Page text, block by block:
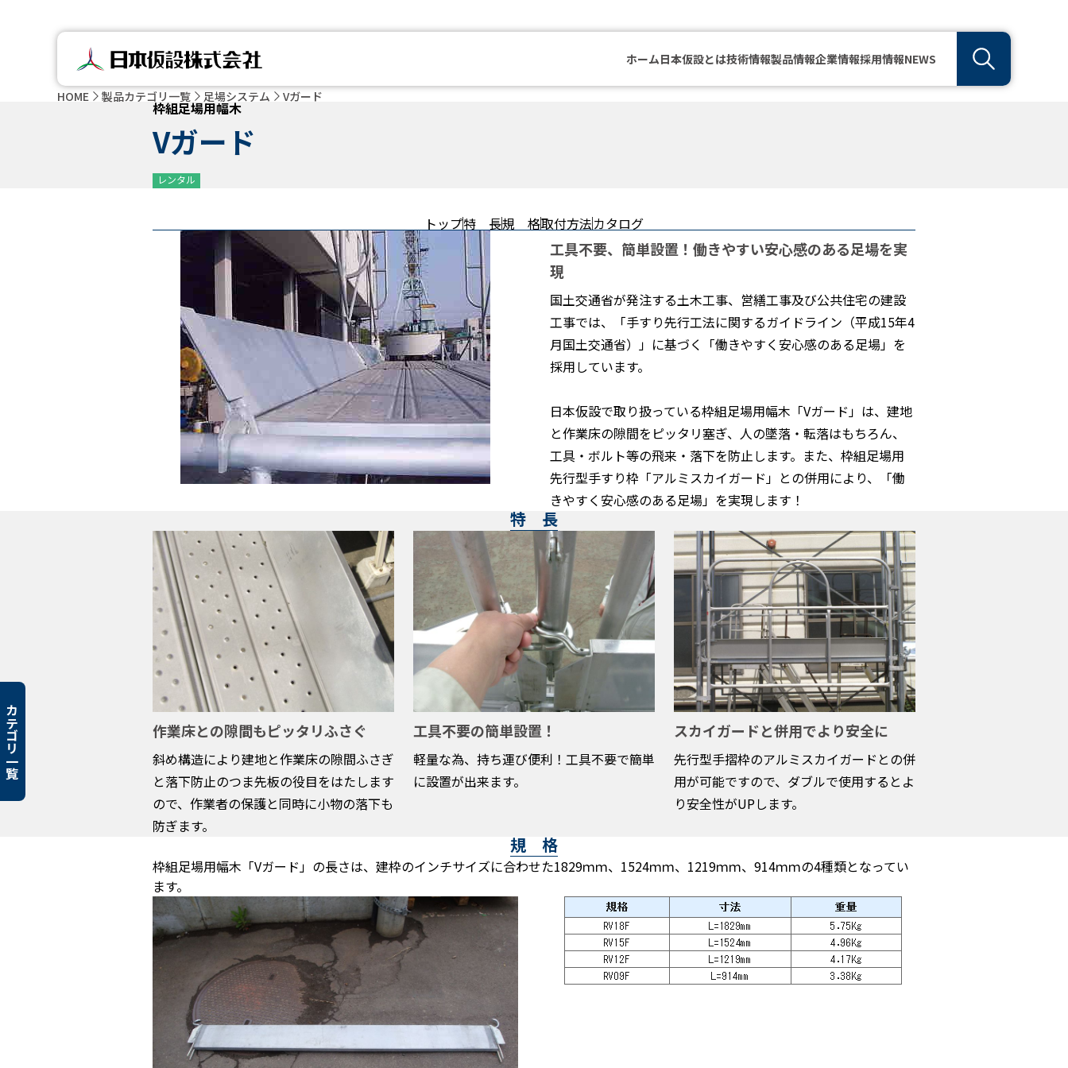
ホーム日本仮設とは技術情報製品情報企業情報採用情報NEWS
HOME 製品カテゴリ一覧 足場システム Vガード
枠組足場用幅木
Vガード
レンタル
トップ特 長規 格取付方法カタログ
工具不要、簡単設置！働きやすい安心感のある足場を実
現
国土交通省が発注する土木工事、営繕工事及び公共住宅の建設
工事では、「手すり先行工法に関するガイドライン（平成15年4
月国土交通省）」に基づく「働きやすく安心感のある足場」を
採用しています。
日本仮設で取り扱っている枠組足場用幅木「Vガード」は、建地
と作業床の隙間をピッタリ塞ぎ、人の墜落・転落はもちろん、
工具・ボルト等の飛来・落下を防止します。また、枠組足場用
先行型手すり枠「アルミスカイガード」との併用により、「働
きやすく安心感のある足場」を実現します！
特 長
作業床との隙間もピッタリふさぐ
斜め構造により建地と作業床の隙間ふさぎ
と落下防止のつま先板の役目をはたします
ので、作業者の保護と同時に小物の落下も
防ぎます。
工具不要の簡単設置！
軽量な為、持ち運び便利！工具不要で簡単
に設置が出来ます。
スカイガードと併用でより安全に
先行型手摺枠のアルミスカイガードとの併
用が可能ですので、ダブルで使用するとよ
り安全性がUPします。
規 格
枠組足場用幅木「Vガード」の長さは、建枠のインチサイズに合わせた1829ｍｍ、1524ｍｍ、1219ｍｍ、914ｍｍの4種類となってい
ます。
カテゴリ一覧